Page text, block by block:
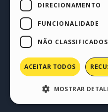
Copyright © 2026
Este site contém
terceiros em
DIRECIONAMENTO
FUNCIONALIDADE
NÃO CLASSIFICADOS
ACEITAR TODOS
MOSTRAR